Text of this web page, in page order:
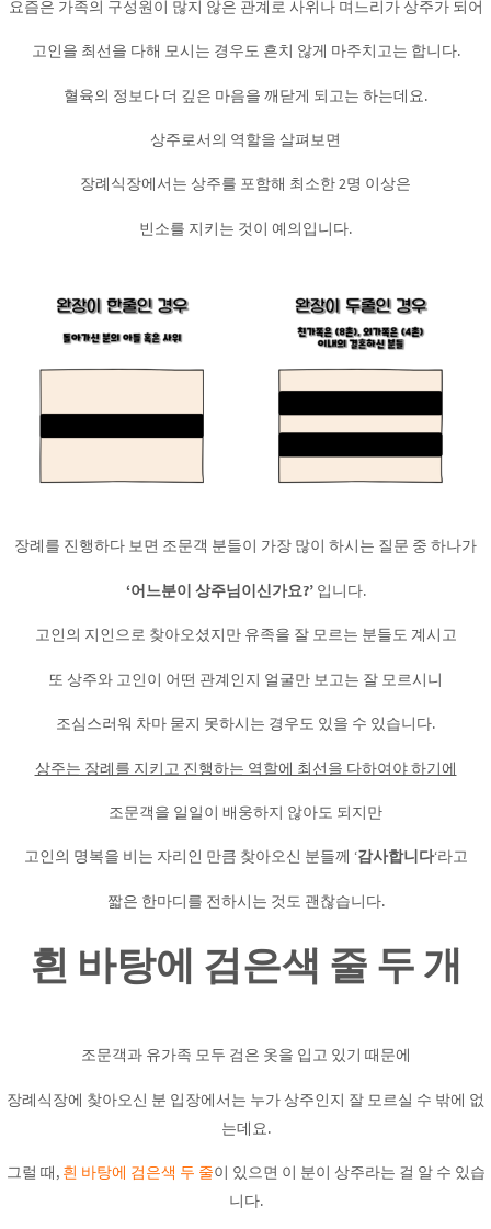
요즘은 가족의 구성원이 많지 않은 관계로 사위나 며느리가 상주가 되어
고인을 최선을 다해 모시는 경우도 흔치 않게 마주치고는 합니다.
혈육의 정보다 더 깊은 마음을 깨닫게 되고는 하는데요.
상주로서의 역할을 살펴보면
장례식장에서는 상주를 포함해 최소한 2명 이상은
빈소를 지키는 것이 예의입니다.
장례를 진행하다 보면 조문객 분들이 가장 많이 하시는 질문 중 하나가
‘어느분이 상주님이신가요?’입니다.
고인의 지인으로 찾아오셨지만 유족을 잘 모르는 분들도 계시고
또 상주와 고인이 어떤 관계인지 얼굴만 보고는 잘 모르시니
조심스러워 차마 묻지 못하시는 경우도 있을 수 있습니다.
상주는 장례를 지키고 진행하는 역할에 최선을 다하여야 하기에
조문객을 일일이 배웅하지 않아도 되지만
고인의 명복을 비는 자리인 만큼 찾아오신 분들께 ‘감사합니다‘라고
짧은 한마디를 전하시는 것도 괜찮습니다.
흰 바탕에 검은색 줄 두 개
조문객과 유가족 모두 검은 옷을 입고 있기 때문에
장례식장에 찾아오신 분 입장에서는 누가 상주인지 잘 모르실 수 밖에 없
는데요.
그럴 때, 흰 바탕에 검은색 두 줄이 있으면 이 분이 상주라는 걸 알 수 있습
니다.